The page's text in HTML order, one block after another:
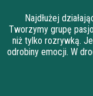
Najdłużej
Tworzymy grupę
niż tylko rozrywką.
odrobiny emocji. W